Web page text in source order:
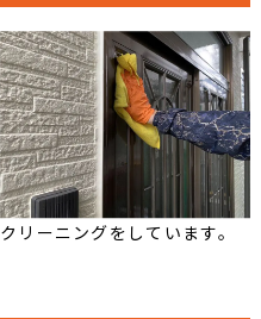
クリーニングをしています。